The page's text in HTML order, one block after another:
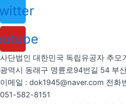
사단법인 대한민국 독립유공자 추
광역시 동래구 명륜로94번길 54 부
이메일 : dok1945@naver.com 전화
051-582-8151